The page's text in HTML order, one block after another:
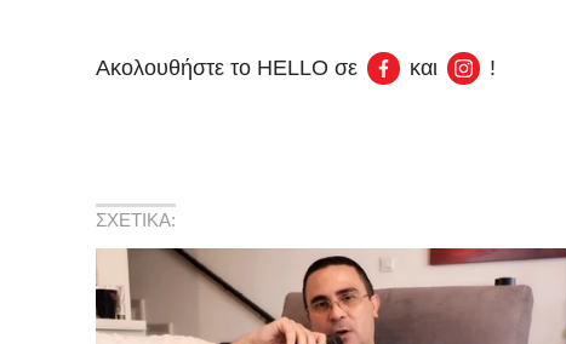
Ακολουθήστε το HELLO σε και !
ΣΧΕΤΙΚΑ: